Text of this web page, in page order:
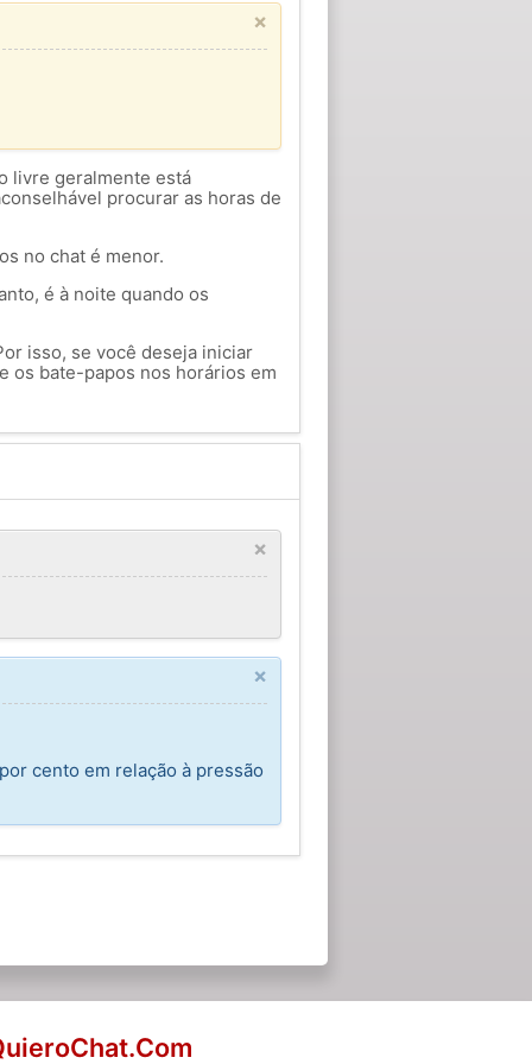
×
livre geralmente está
procurar as horas de
no chat é menor.
é à noite quando os
isso, se você deseja iniciar
os bate-papos nos horários em
×
×
cento em relação à pressão